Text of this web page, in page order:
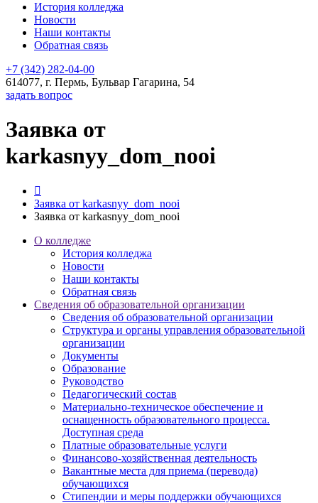
История колледжа
Новости
Наши контакты
Обратная связь
+7 (342) 282-04-00
614077, г. Пермь, Бульвар Гагарина, 54
задать вопрос
Заявка от
karkasnyy_dom_nooi
Заявка от karkasnyy_dom_nooi
Заявка от karkasnyy_dom_nooi
О колледже
История колледжа
Новости
Наши контакты
Обратная связь
Сведения об образовательной организации
Сведения об образовательной организации
Структура и органы управления образовательной
организации
Документы
Образование
Руководство
Педагогический состав
Материально-техническое обеспечение и
оснащенность образовательного процесса.
Доступная среда
Платные образовательные услуги
Финансово-хозяйственная деятельность
Вакантные места для приема (перевода)
обучающихся
Стипендии и меры поддержки обучающихся